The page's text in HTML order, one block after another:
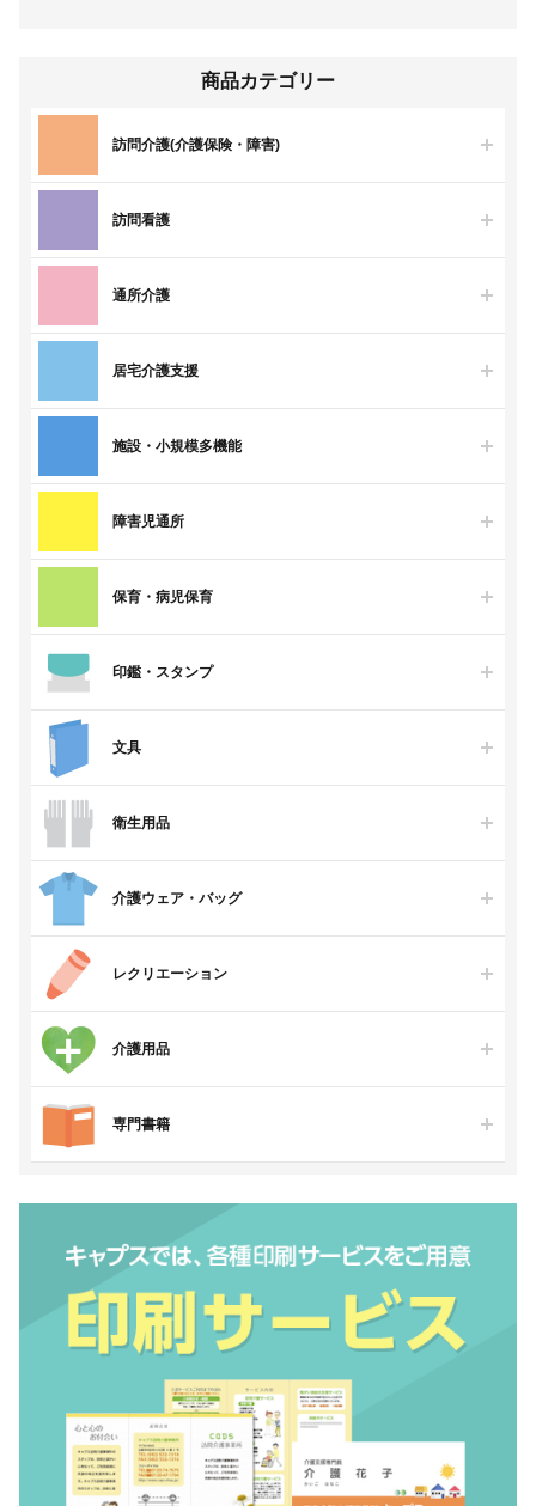
商品カテゴリー
訪問介護(介護保険・障害)
訪問看護
通所介護
居宅介護支援
施設・小規模多機能
障害児通所
保育・病児保育
印鑑・スタンプ
文具
衛生用品
介護ウェア・バッグ
レクリエーション
介護用品
専門書籍